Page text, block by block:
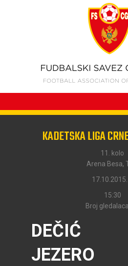
KADETSKA LIGA
11. kolo
Arena Besa,
17.10.2015.
15:30
Broj
DEČIĆ
JEZERO